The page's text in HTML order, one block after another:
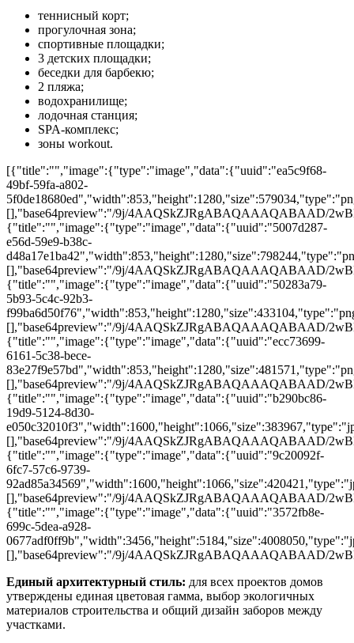
теннисный корт;
прогулочная зона;
спортивные площадки;
3 детских площадки;
беседки для барбекю;
2 пляжа;
водохранилище;
лодочная станция;
SPA-комплекс;
зоны workout.
[{"title":"","image":{"type":"image","data":{"uuid":"ea5c9f68-
49bf-59fa-a802-
[],"base64preview":"/9j/4AAQSkZJRgABAQAAAQABAAD/
{"title":"","image":{"type":"image","data":{"uuid":"5007d287-
e56d-59e9-b38c-
[],"base64preview":"/9j/4AAQSkZJRgABAQAAAQABAAD/
{"title":"","image":{"type":"image","data":{"uuid":"50283a79-
5b93-5c4c-92b3-
[],"base64preview":"/9j/4AAQSkZJRgABAQAAAQABAAD/
{"title":"","image":{"type":"image","data":{"uuid":"ecc73699-
6161-5c38-bece-
[],"base64preview":"/9j/4AAQSkZJRgABAQAAAQABAAD/
{"title":"","image":{"type":"image","data":{"uuid":"b290bc86-
19d9-5124-8d30-
[],"base64preview":"/9j/4AAQSkZJRgABAQAAAQABAAD/
{"title":"","image":{"type":"image","data":{"uuid":"9c20092f-
6fc7-57c6-9739-
[],"base64preview":"/9j/4AAQSkZJRgABAQAAAQABAAD/
{"title":"","image":{"type":"image","data":{"uuid":"3572fb8e-
699c-5dea-a928-
[],"base64preview":"/9j/4AAQSkZJRgABAQAAAQABAAD/
Единый архитектурный стиль: для всех проектов домов
утверждены единая цветовая гамма, выбор экологичных
материалов строительства и общий дизайн заборов между
участками.